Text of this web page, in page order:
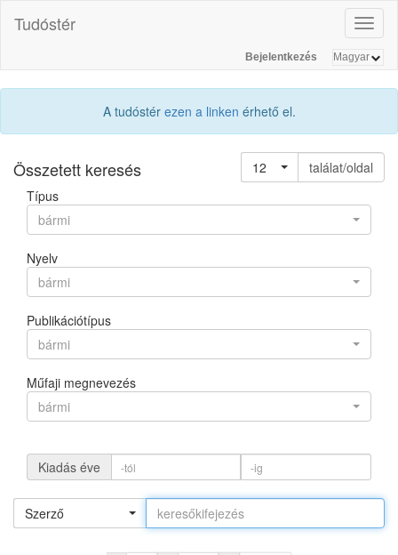
Tudóstér
Bejelentkezés
A tudóstér ezen a linken érhető el.
Összetett keresés 12
találat/oldal
Típus
bármi
Nyelv
bármi
Publikációtípus
bármi
Műfaji megnevezés
bármi
Kiadás éve
Szerző